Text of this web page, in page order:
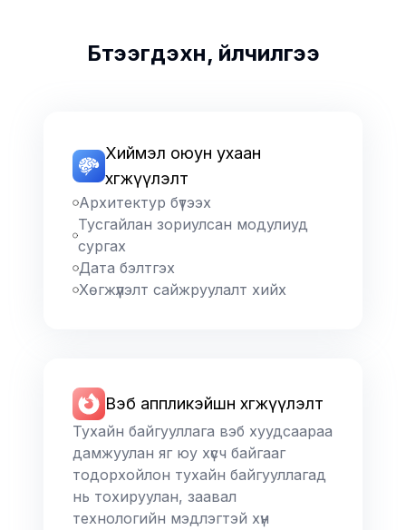
Бүтээгдэхүүн, үйлчилгээ
Хиймэл оюун ухаан
хөгжүүлэлт
Архитектур бүтээх
Тусгайлан зориулсан модулиуд
сургах
Дата бэлтгэх
Хөгжүүлэлт сайжруулалт хийх
Вэб аппликэйшн хөгжүүлэлт
Тухайн байгууллага вэб хуудсаараа
дамжуулан яг юу хүсч байгааг
тодорхойлон тухайн байгууллагад
нь тохируулан, заавал
технологийн мэдлэгтэй хүн